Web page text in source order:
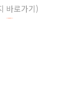
바로가기)